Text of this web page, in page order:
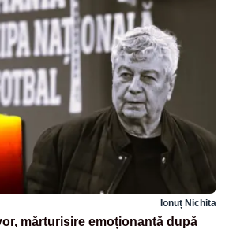
Ionuț Nichita
mărturisire emoționantă după